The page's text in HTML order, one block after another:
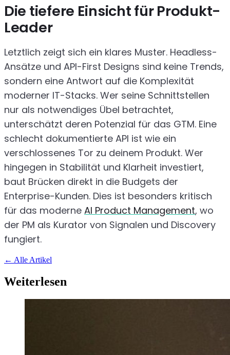
Die tiefere Einsicht für Produkt-
Leader
Letztlich zeigt sich ein klares Muster. Headless-
Ansätze und API-First Designs sind keine Trends,
sondern eine Antwort auf die Komplexität
moderner IT-Stacks. Wer seine Schnittstellen
nur als notwendiges Übel betrachtet,
unterschätzt deren Potenzial für das GTM. Eine
schlecht dokumentierte API ist wie ein
verschlossenes Tor zu deinem Produkt. Wer
hingegen in Stabilität und Klarheit investiert,
baut Brücken direkt in die Budgets der
Enterprise-Kunden. Dies ist besonders kritisch
für das moderne AI Product Management, wo
der PM als Kurator von Signalen und Discovery
fungiert.
← Alle Artikel
Weiterlesen